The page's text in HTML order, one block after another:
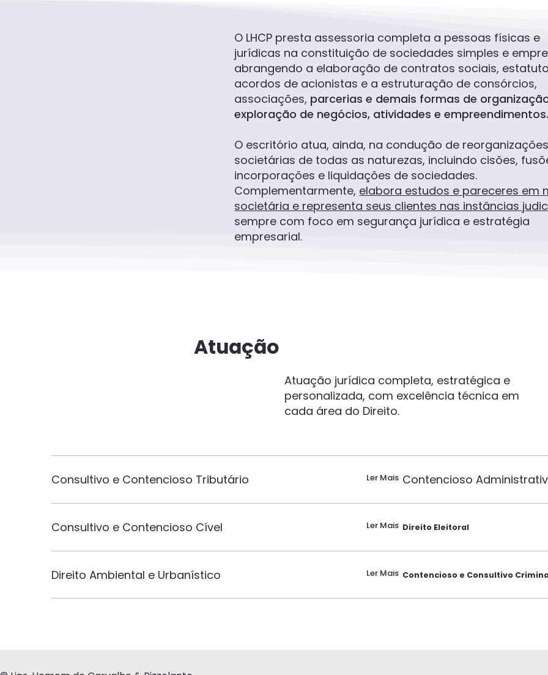
O LHCP presta assessoria completa a pessoas físicas e
jurídicas na constituição de sociedades simples e
abrangendo a elaboração de contratos sociais,
acordos de acionistas e a estruturação de consórcios,
associações, parcerias e demais formas de
exploração de negócios, atividades e empreendimentos.
O escritório atua, ainda, na condução de reorganizações
societárias de todas as naturezas, incluindo cisões,
incorporações e liquidações de sociedades.
Complementarmente, elabora estudos e pareceres em
societária e representa seus clientes nas instâncias
sempre com foco em segurança jurídica e estratégia
empresarial.
Atuação
Atuação jurídica completa, estratégica e
personalizada, com excelência técnica em
cada área do Direito.
Ler Mais
Consultivo e Contencioso Tributário Contencioso
Ler Mais
Consultivo e Contencioso Cível Direito Eleitoral
Ler Mais
Direito Ambiental e Urbanístico Contencioso e Consultivo